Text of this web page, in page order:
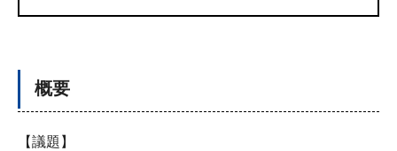
概要
【議題】